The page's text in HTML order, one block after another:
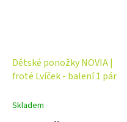
Dětské ponožky NOVIA |
froté Lvíček - balení 1 pár
Skladem